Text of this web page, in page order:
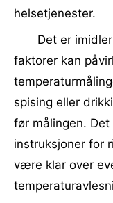
helsetjenester.
Det er
faktorer kan
spising eller
før målingen.
instruksjoner for
være klar over